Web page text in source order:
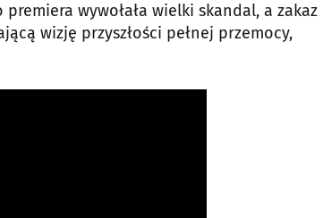
wywołała wielki skandal, a zakaz
wizję przyszłości pełnej przemocy,